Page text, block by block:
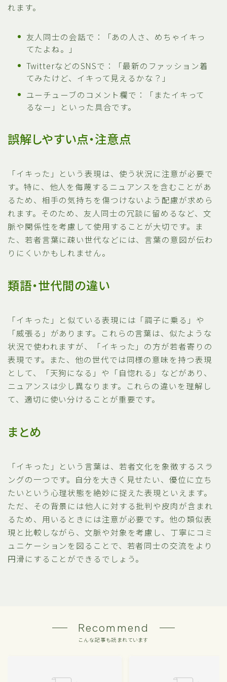
れます。
友人同士の会話で：「あの人さ、めちゃイキっ
てたよね。」
TwitterなどのSNSで：「最新のファッション着
てみたけど、イキって見えるかな？」
ユーチューブのコメント欄で：「またイキって
るなー」といった具合です。
誤解しやすい点・注意点
「イキった」という表現は、使う状況に注意が必要で
す。特に、他人を侮蔑するニュアンスを含むことがあ
るため、相手の気持ちを傷つけないよう配慮が求めら
れます。そのため、友人同士の冗談に留めるなど、文
脈や関係性を考慮して使用することが大切です。ま
た、若者言葉に疎い世代などには、言葉の意図が伝わ
りにくいかもしれません。
類語・世代間の違い
「イキった」と似ている表現には「調子に乗る」や
「威張る」があります。これらの言葉は、似たような
状況で使われますが、「イキった」の方が若者寄りの
表現です。また、他の世代では同様の意味を持つ表現
として、「天狗になる」や「自惚れる」などがあり、
ニュアンスは少し異なります。これらの違いを理解し
て、適切に使い分けることが重要です。
まとめ
「イキった」という言葉は、若者文化を象徴するスラ
ングの一つです。自分を大きく見せたい、優位に立ち
たいという心理状態を絶妙に捉えた表現といえます。
ただ、その背景には他人に対する批判や皮肉が含まれ
るため、用いるときには注意が必要です。他の類似表
現と比較しながら、文脈や対象を考慮し、丁寧にコミ
ュニケーションを図ることで、若者同士の交流をより
円滑にすることができるでしょう。
Recommend
こんな記事も読まれています